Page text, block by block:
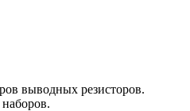
выводных резисторов.